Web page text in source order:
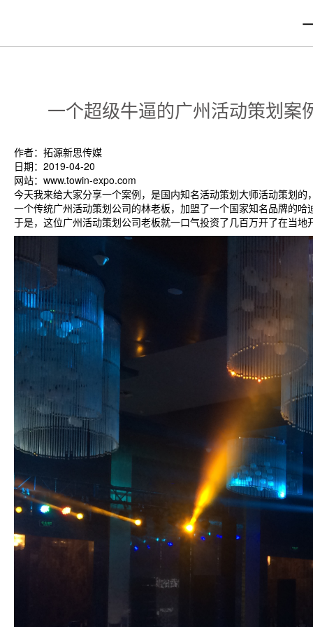
一个超级牛逼的广州活动策划案
作者：拓源新思传媒
日期：2019-04-20
网站：www.towin-expo.com
今天我来给大家分享一个案例，是国内知名活动策划大师活动策划
一个传统广州活动策划公司的林老板，加盟了一个国家知名品牌的
于是，这位广州活动策划公司老板就一口气投资了几百万开了在当地